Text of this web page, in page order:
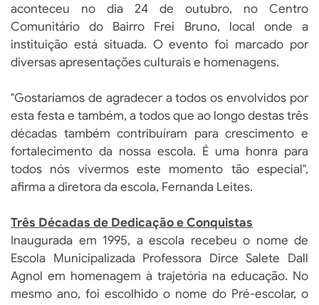
aconteceu no dia 24 de outubro, no Centro
Comunitário do Bairro Frei Bruno, local onde a
instituição está situada. O evento foi marcado por
diversas apresentações culturais e homenagens.
"Gostaríamos de agradecer a todos os envolvidos por
esta festa e também, a todos que ao longo destas três
décadas também contribuíram para crescimento e
fortalecimento da nossa escola. É uma honra para
todos nós vivermos este momento tão especial",
afirma a diretora da escola, Fernanda Leites.
Três Décadas de Dedicação e Conquistas
Inaugurada em 1995, a escola recebeu o nome de
Escola Municipalizada Professora Dirce Salete Dall
Agnol em homenagem à trajetória na educação. No
mesmo ano, foi escolhido o nome do Pré-escolar, o